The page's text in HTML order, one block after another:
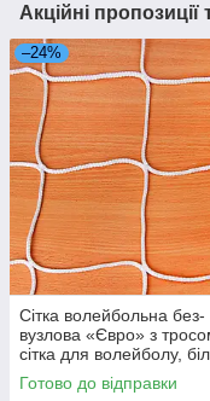
Акційні
–24%
Сітка волейбольна без-
вузлова «Євро» з
сітка для волейболу,
Готово до відправки